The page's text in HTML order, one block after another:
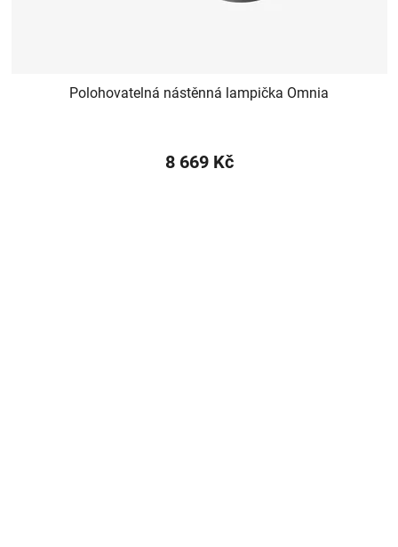
Polohovatelná nástěnná lampička Omnia
8 669 Kč